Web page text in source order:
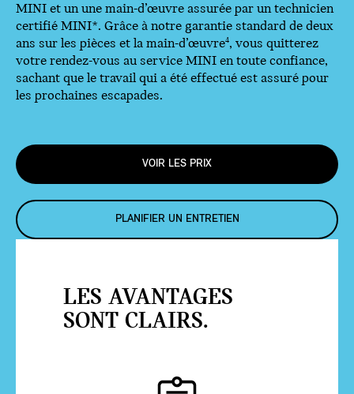
MINI et un une main-d’œuvre assurée par un technicien
certifié MINI*. Grâce à notre garantie standard de deux
ans sur les pièces et la main-d’œuvre4, vous quitterez
votre rendez-vous au service MINI en toute confiance,
sachant que le travail qui a été effectué est assuré pour
les prochaines escapades.
VOIR LES PRIX
PLANIFIER UN ENTRETIEN
LES AVANTAGES
SONT CLAIRS.